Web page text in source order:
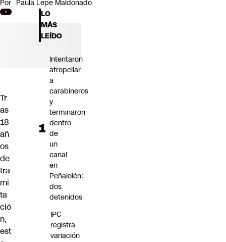
Por Paula Lepe Maldonado
Tr
as
18
añ
os
de
tra
mi
ta
ció
n,
est
LO
MÁS
LEÍDO
Intentaron
atropellar
a
carabineros
y
terminaron
dentro
de
un
canal
en
Peñalolén:
dos
detenidos
IPC
registra
variación